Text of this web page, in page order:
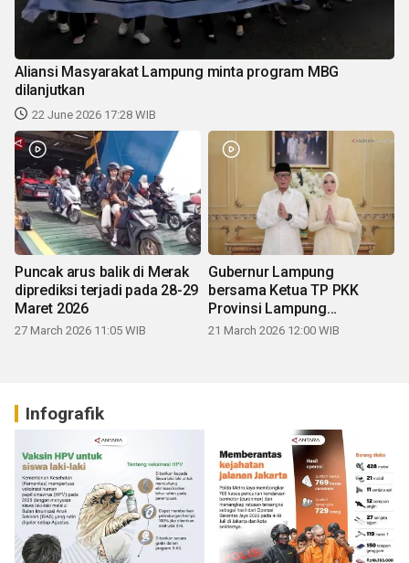
Aliansi Masyarakat Lampung minta program MBG
dilanjutkan
22 June 2026 17:28 WIB
Puncak arus balik di Merak
diprediksi terjadi pada 28-29
Maret 2026
27 March 2026 11:05 WIB
Gubernur Lampung
bersama Ketua TP PKK
Provinsi Lampung
mengucapkan Selamat Hari
21 March 2026 12:00 WIB
Infografik